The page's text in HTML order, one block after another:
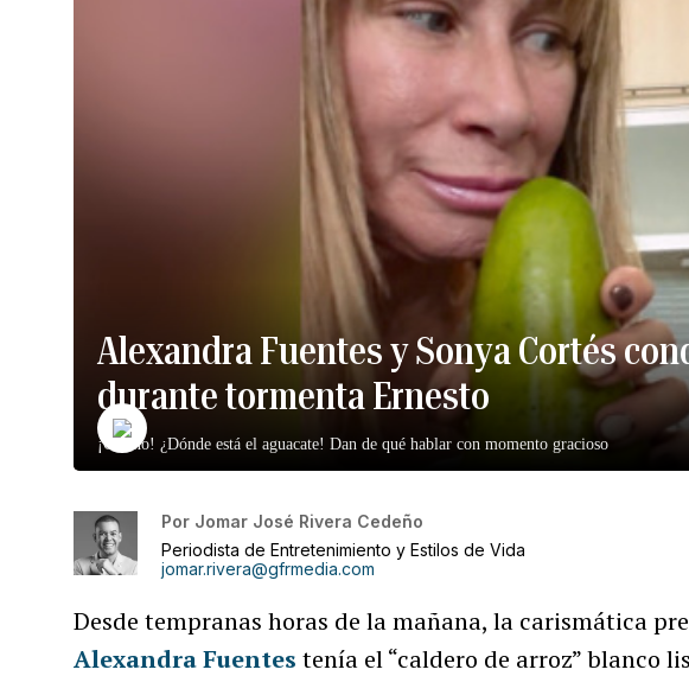
Alexandra Fuentes y Sonya Cortés
durante tormenta Ernesto
¡Oh, no! ¿Dónde está el aguacate! Dan de qué hablar con momento gracioso
Por Jomar José Rivera Cedeño
Periodista de Entretenimiento y Estilos de Vida
jomar.rivera@gfrmedia.com
Desde tempranas horas de la mañana, la carismática
Alexandra Fuentestenía el “caldero de arroz” blanco